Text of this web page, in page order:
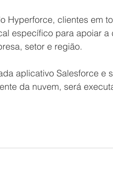
Hyperforce, clientes em
específico para apoiar a
setor e região.
aplicativo Salesforce e
da nuvem, será